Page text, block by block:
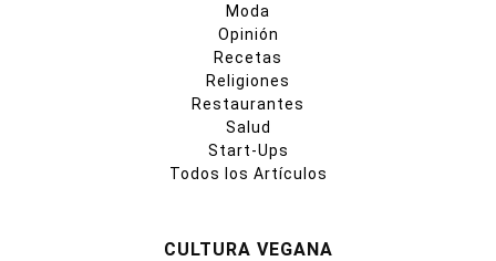
Moda
Opinión
Recetas
Religiones
Restaurantes
Salud
Start-Ups
Todos los Artículos
CULTURA VEGANA